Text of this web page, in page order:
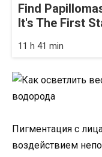
Find
It's The First
11 h 41 min
Пигментация с
воздействием